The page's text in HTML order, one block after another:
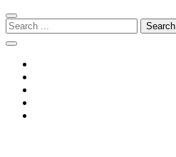
Skip
to
navigation
Skip
to
content
Search
for: